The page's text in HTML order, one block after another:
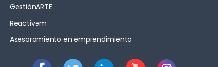
GestiónARTE
Reactivem
Asesoramiento en emprendimiento